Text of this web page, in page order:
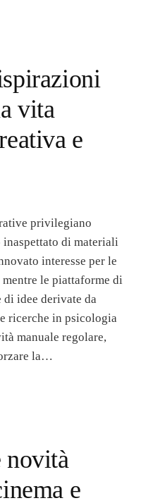
vita
e
privilegiano
inaspettato di materiali
interesse per le
le piattaforme di
idee derivate da
ricerche in psicologia
manuale regolare,
la…
novità
e